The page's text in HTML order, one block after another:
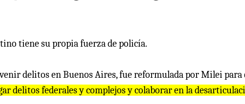
tiene su propia fuerza de policía.
delitos en Buenos Aires, fue reformulada por Milei para
delitos federales y complejos y colaborar en la